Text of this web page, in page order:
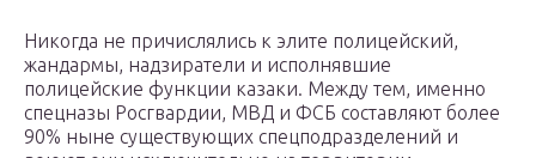
Никогда не причислялись к элите полицейский,
жандармы, надзиратели и исполнявшие
полицейские функции казаки. Между тем, именно
спецназы Росгвардии, МВД и ФСБ составляют более
90% ныне существующих спецподразделений и